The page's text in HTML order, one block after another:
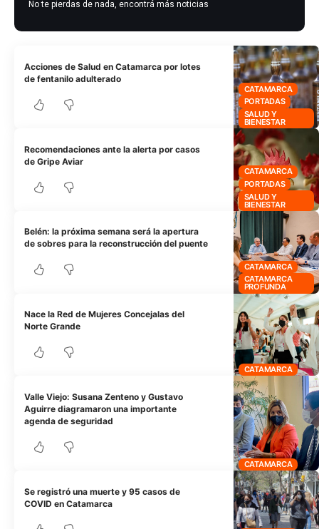
No te pierdas de nada, encontrá más noticias
CATAMARCA
PORTADAS
SALUD Y
BIENESTAR
Acciones de Salud en Catamarca por lotes
de fentanilo adulterado
CATAMARCA
PORTADAS
SALUD Y
BIENESTAR
Recomendaciones ante la alerta por casos
de Gripe Aviar
CATAMARCA
CATAMARCA
PROFUNDA
Belén: la próxima semana será la apertura
de sobres para la reconstrucción del puente
CATAMARCA
Nace la Red de Mujeres Concejalas del
Norte Grande
CATAMARCA
Valle Viejo: Susana Zenteno y Gustavo
Aguirre diagramaron una importante
agenda de seguridad
Se registró una muerte y 95 casos de
COVID en Catamarca